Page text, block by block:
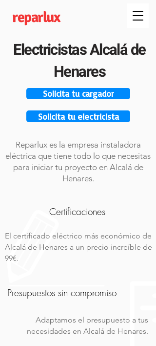
reparlux
Electricistas Alcalá de
Henares
Solicita tu cargador
Solicita tu electricista
Reparlux es la empresa instaladora
eléctrica que tiene todo lo que necesitas
para iniciar tu proyecto en Alcalá de
Henares.
Certificaciones
El certificado eléctrico más económico de
Alcalá de Henares a un precio increíble de
99€.
Presupuestos sin compromiso
Adaptamos el presupuesto a tus
necesidades en Alcalá de Henares.